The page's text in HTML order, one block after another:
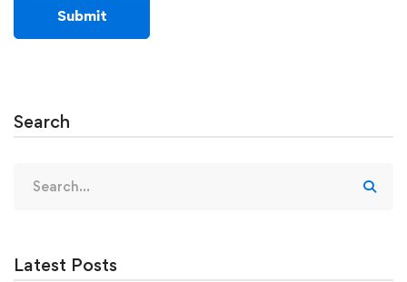
Search
for:
Latest Posts